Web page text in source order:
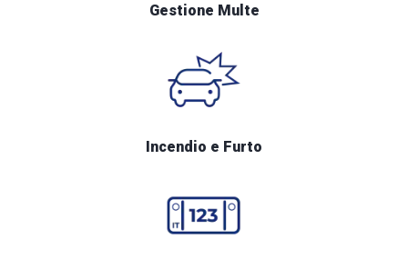
Gestione Multe
Incendio e Furto